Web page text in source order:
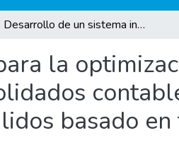
Desarrollo de un sistema informático para la optimización de los procesos de cobro de servicios y consolidados contables del Instituto Salvadoreño de Rehabilitación de Inválidos basado en tecnologías Web
la
basado